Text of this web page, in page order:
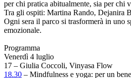
per chi pratica abitualmente, sia per chi
Tra gli ospiti: Martina Rando, Dejanira
Ogni sera il parco si trasformerà in uno
emozionale.
Programma
Venerdì 4 luglio
17 – Giulia Coccoli, Vinyasa Flow
18.30 – Mindfulness e yoga: per un